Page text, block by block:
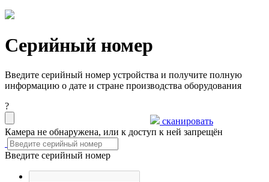
Серийный номер
Введите серийный номер устройства и получите полную
информацию о дате и стране производства оборудования
?
сканировать
Камера не обнаружена, или к доступ к ней запрещён
Введите серийный номер